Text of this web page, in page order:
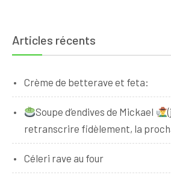
Articles récents
Crème de betterave et feta:
Soupe d’endives de Mickael
retranscrire fidèlement, la
Céleri rave au four